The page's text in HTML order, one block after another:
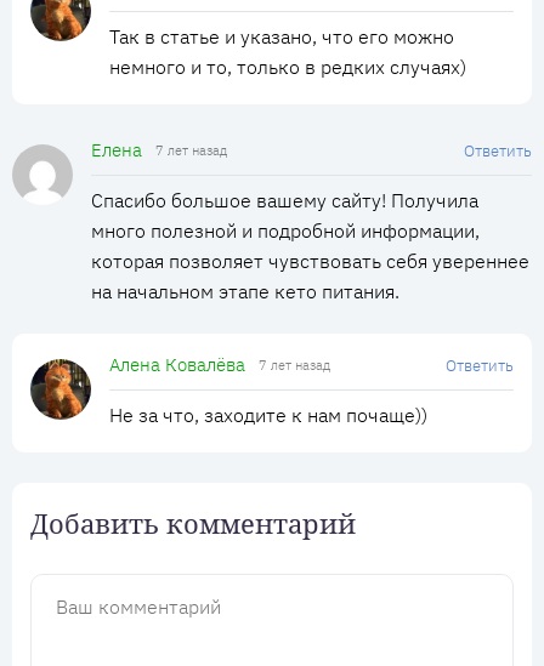
Так в статье и указано, что его можно
немного и то, только в редких случаях)
Елена 7 лет назад Ответить
Спасибо большое вашему сайту! Получила
много полезной и подробной информации,
которая позволяет чувствовать себя увереннее
на начальном этапе кето питания.
Алена Ковалёва 7 лет назад Ответить
Не за что, заходите к нам почаще))
Добавить комментарий